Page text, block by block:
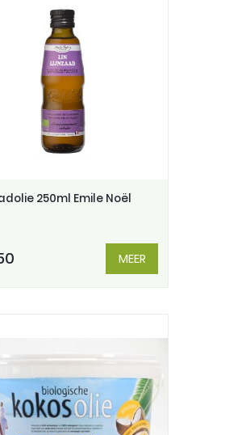
250ml Emile Noël
MEER